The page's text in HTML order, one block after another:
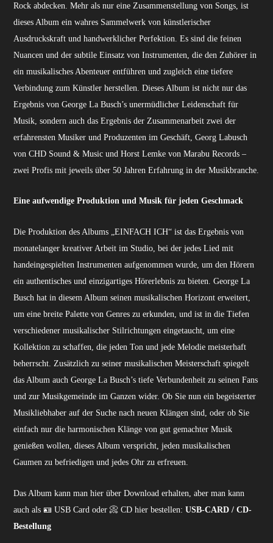
Rock abdecken. Mehr als nur eine Zusammenstellung von Songs, ist
dieses Album ein wahres Sammelwerk von künstlerischer
Ausdruckskraft und handwerklicher Perfektion. Es sind die feinen
Nuancen und der subtile Einsatz von Instrumenten, die den Zuhörer in
ein musikalisches Abenteuer entführen und zugleich eine tiefere
Verbindung zum Künstler herstellen. Dieses Album ist nicht nur das
Ergebnis von George La Busch’s unermüdlicher Leidenschaft für
Musik, sondern auch das Ergebnis der Zusammenarbeit zwei der
erfahrensten Musiker und Produzenten im Geschäft, Georg Labusch
von CHD Sound & Music und Horst Lemke von Marabu Records –
zwei Profis mit jeweils über 50 Jahren Erfahrung in der Musikbranche.
Eine aufwendige Produktion und Musik für jeden Geschmack
Die Produktion des Albums „EINFACH ICH“ ist das Ergebnis von
monatelanger kreativer Arbeit im Studio, bei der jedes Lied mit
handeingespielten Instrumenten aufgenommen wurde, um den Hörern
ein authentisches und einzigartiges Hörerlebnis zu bieten. George La
Busch hat in diesem Album seinen musikalischen Horizont erweitert,
um eine breite Palette von Genres zu erkunden, und ist in die Tiefen
verschiedener musikalischer Stilrichtungen eingetaucht, um eine
Kollektion zu schaffen, die jeden Ton und jede Melodie meisterhaft
beherrscht. Zusätzlich zu seiner musikalischen Meisterschaft spiegelt
das Album auch George La Busch’s tiefe Verbundenheit zu seinen Fans
und zur Musikgemeinde im Ganzen wider. Ob Sie nun ein begeisterter
Musikliebhaber auf der Suche nach neuen Klängen sind, oder ob Sie
einfach nur die harmonischen Klänge von gut gemachter Musik
genießen wollen, dieses Album verspricht, jeden musikalischen
Gaumen zu befriedigen und jedes Ohr zu erfreuen.
Das Album kann man hier über Download erhalten, aber man kann
auch als 🪪 USB Card oder 📀 CD hier bestellen:USB-CARD / CD-
Bestellung